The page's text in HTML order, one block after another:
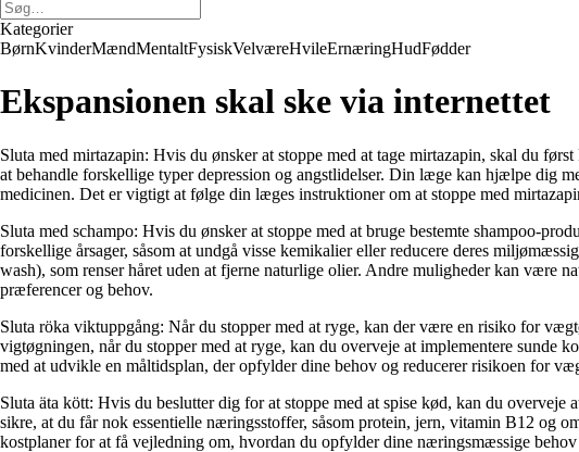
Kategorier
BørnKvinderMændMentaltFysiskVelværeHvileErnæringHudFødder
Ekspansionen skal ske via internettet
Sluta med mirtazapin: Hvis du ønsker at stoppe med at tage mirtazapin, skal du
at behandle forskellige typer depression og angstlidelser. Din læge kan hjælpe dig
medicinen. Det er vigtigt at følge din læges instruktioner om at stoppe med
Sluta med schampo: Hvis du ønsker at stoppe med at bruge bestemte shampoo-
forskellige årsager, såsom at undgå visse kemikalier eller reducere deres
wash), som renser håret uden at fjerne naturlige olier. Andre muligheder kan være
præferencer og behov.
Sluta röka viktuppgång: Når du stopper med at ryge, kan der være en risiko for
vigtøgningen, når du stopper med at ryge, kan du overveje at implementere sunde
med at udvikle en måltidsplan, der opfylder dine behov og reducerer risikoen for
Sluta äta kött: Hvis du beslutter dig for at stoppe med at spise kød, kan du
sikre, at du får nok essentielle næringsstoffer, såsom protein, jern, vitamin B12 og
kostplaner for at få vejledning om, hvordan du opfylder dine næringsmæssige